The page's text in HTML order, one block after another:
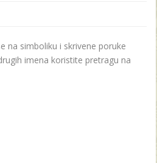
na simboliku i skrivene poruke
imena koristite pretragu na